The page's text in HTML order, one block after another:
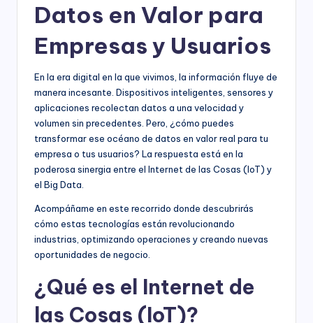
Datos en Valor para
Empresas y Usuarios
En la era digital en la que vivimos, la información fluye de
manera incesante. Dispositivos inteligentes, sensores y
aplicaciones recolectan datos a una velocidad y
volumen sin precedentes. Pero, ¿cómo puedes
transformar ese océano de datos en valor real para tu
empresa o tus usuarios? La respuesta está en la
poderosa sinergia entre el Internet de las Cosas (IoT) y
el Big Data.
Acompáñame en este recorrido donde descubrirás
cómo estas tecnologías están revolucionando
industrias, optimizando operaciones y creando nuevas
oportunidades de negocio.
¿Qué es el Internet de
las Cosas (IoT)?